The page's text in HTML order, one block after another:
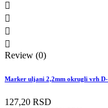




Review (0)
Marker uljani 2,2mm okrugli vrh
127,20 RSD